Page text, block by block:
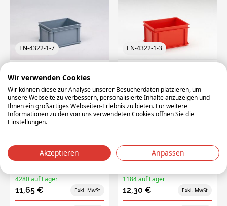
EN-4322-1-7
Kunststoffbehälter
400x300x220 mm, 20L PP
virgin grau
Außenmaße
L:400 x W:300 x H:220
Farbe
1.18 kg
Staffelpreis
4280 auf Lager
11,65 €
EN-4322-1-3
400x300x220 mm, 20L PP
virgin rood
Außenmaße
L:400 x W:300 x H:220
1.18 kg
Staffelpreis
1184 auf Lager
12,30 €
Wir verwenden Cookies
Wir können diese zur Analyse unserer Besucherdaten platzieren, um
unsere Webseite zu verbessern, personalisierte Inhalte anzuzeigen und
Ihnen ein großartiges Webseiten-Erlebnis zu bieten. Für weitere
Informationen zu den von uns verwendeten Cookies öffnen Sie die
Einstellungen.
Akzeptieren Anpassen